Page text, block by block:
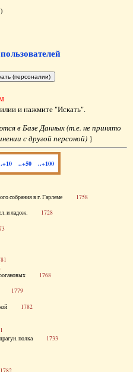
и нажмите "Искать".
в Базе Данных (т.е. не принято
с другой персоной) }
..+50 ..+100
собрания в г. Гарлеме 1758
и ладож. 1728
1768
1779
1782
драгун. полка 1733